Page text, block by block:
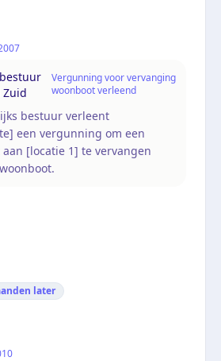
Zuid
Vergunning voor vervanging
woonboot verleend
bestuur verleent
een vergunning om een
[locatie 1] te vervangen
later